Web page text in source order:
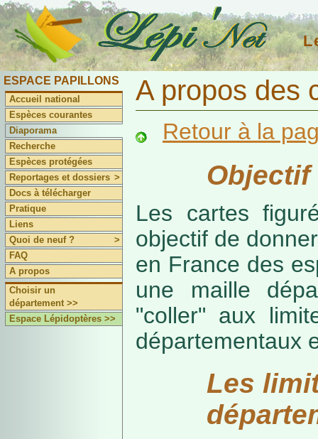
ESPACE PAPILLONS
Accueil national
Espèces courantes
Diaporama
Recherche
Espèces protégées
Reportages et dossiers >
Docs à télécharger
Pratique
Liens
Quoi de neuf ?
>
FAQ
A propos
Choisir un
département >>
Espace Lépidoptères >>
A propos des
Retour à la
Objectif
Les cartes
objectif de
en France des
une maille
"coller" aux
départementaux
Les